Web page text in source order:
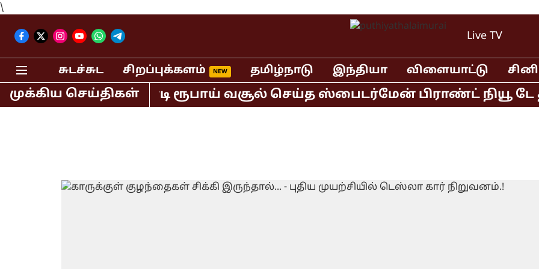
\
Live TV
சுடச்சுட சிறப்புக்களம் தமிழ்நாடு இந்தியா விளையாட்டு
முக்கிய செய்திகள்
மட்டும் 400 கோடி ரூபாய் வசூல் செய்த ஸ்பைடர்மேன் பிராண்ட் நியூ டே